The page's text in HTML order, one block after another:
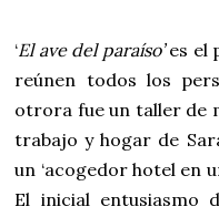
‘El ave del paraíso’es el
reúnen todos los
otrora fue un taller de
trabajo y hogar de
un ‘acogedor hotel en
El inicial entusiasmo